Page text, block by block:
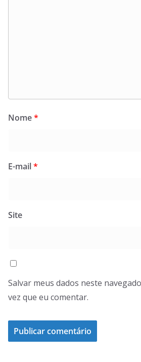
Nome*
E-mail*
Site
Salvar meus dados neste
vez que eu comentar.